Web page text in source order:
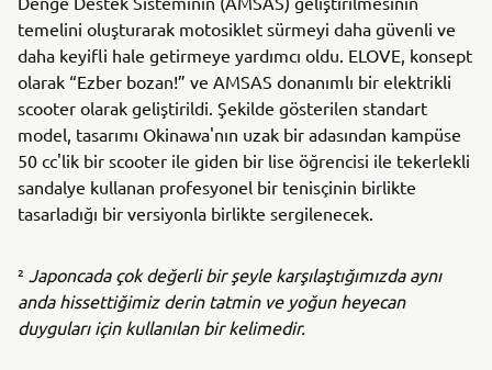
temelini oluşturarak motosiklet sürmeyi daha güvenli ve
daha keyifli hale getirmeye yardımcı oldu. ELOVE, konsept
olarak “Ezber bozan!” ve AMSAS donanımlı bir elektrikli
scooter olarak geliştirildi. Şekilde gösterilen standart
model, tasarımı Okinawa'nın uzak bir adasından kampüse
50 cc'lik bir scooter ile giden bir lise öğrencisi ile tekerlekli
sandalye kullanan profesyonel bir tenisçinin birlikte
tasarladığı bir versiyonla birlikte sergilenecek.
² Japoncada çok değerli bir şeyle karşılaştığımızda aynı
anda hissettiğimiz derin tatmin ve yoğun heyecan
duyguları için kullanılan bir kelimedir.